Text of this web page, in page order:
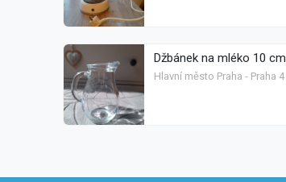
Džbánek na mléko 10 cm
Hlavní město Praha - Praha 4